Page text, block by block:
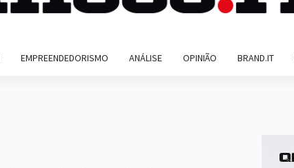
EMPREENDEDORISMO ANÁLISE OPINIÃO BRAND.IT